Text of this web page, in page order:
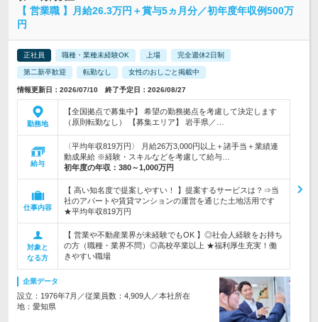
【 営業職 】月給26.3万円＋賞与5ヵ月分／初年度年収例500万
円
正社員 職種・業種未経験OK 上場 完全週休2日制
第二新卒歓迎 転勤なし 女性のおしごと掲載中
情報更新日：2026/07/10 終了予定日：2026/08/27
勤務地
【全国拠点で募集中】 希望の勤務拠点を考慮して決定します
（原則転勤なし） 【募集エリア】 岩手県／…
給与
〈平均年収819万円〉 月給26万3,000円以上＋諸手当＋業績連
動成果給 ※経験・スキルなどを考慮して給与…
初年度の年収： 380～1,000万円
仕事内容
【 高い知名度で提案しやすい！ 】提案するサービスは？⇒当
社のアパートや賃貸マンションの運営を通じた土地活用です
★平均年収819万円
対象と
なる方
【 営業や不動産業界が未経験でもOK 】◎社会人経験をお持ち
の方（職種・業界不問）◎高校卒業以上 ★福利厚生充実！働
きやすい職場
企業データ
設立：1976年7月／従業員数：4,909人／本社所在
地：愛知県